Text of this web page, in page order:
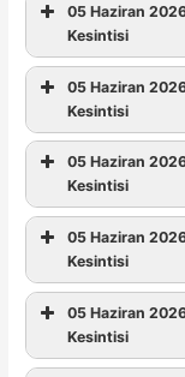
05 Haziran
Kesintisi
05 Haziran
Kesintisi
05 Haziran
Kesintisi
05 Haziran
Kesintisi
05 Haziran
Kesintisi